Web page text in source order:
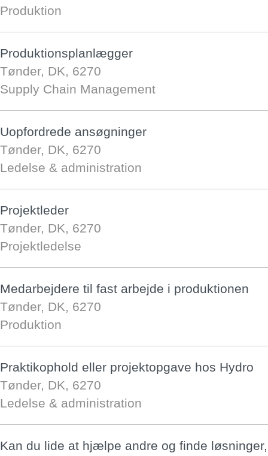
Produktion
Produktionsplanlægger
Tønder, DK, 6270
Supply Chain Management
Uopfordrede ansøgninger
Tønder, DK, 6270
Ledelse & administration
Projektleder
Tønder, DK, 6270
Projektledelse
Medarbejdere til fast arbejde i produktionen
Tønder, DK, 6270
Produktion
Praktikophold eller projektopgave hos Hydro
Tønder, DK, 6270
Ledelse & administration
Kan du lide at hjælpe andre og finde løsninger,